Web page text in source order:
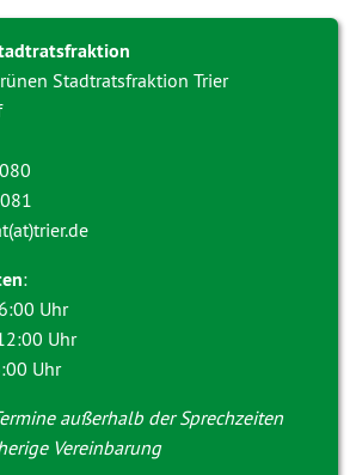
Stadtratsfraktion Trier
:
Uhr
Uhr
Uhr
außerhalb der Sprechzeiten
Vereinbarung